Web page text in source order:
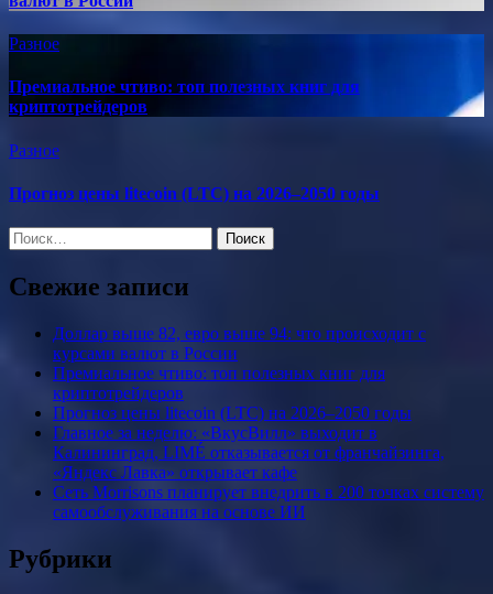
Разное
Премиальное чтиво: топ полезных книг для
криптотрейдеров
Разное
Прогноз цены litecoin (LTC) на 2026–2050 годы
Найти:
Свежие записи
Доллар выше 82, евро выше 94: что происходит с
курсами валют в России
Премиальное чтиво: топ полезных книг для
криптотрейдеров
Прогноз цены litecoin (LTC) на 2026–2050 годы
Главное за неделю: «ВкусВилл» выходит в
Калининград, LIMÉ отказывается от франчайзинга,
«Яндекс Лавка» открывает кафе
Сеть Morrisons планирует внедрить в 200 точках систему
самообслуживания на основе ИИ
Рубрики